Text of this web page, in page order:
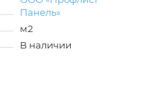
Панель»
м2
В наличии